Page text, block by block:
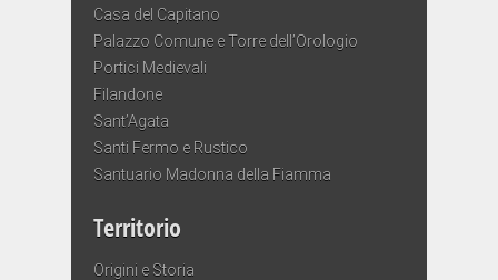
Casa del Capitano
Palazzo Comune e Torre dell’Orologio
Portici Medievali
Filandone
Sant’Agata
Santi Fermo e Rustico
Santuario Madonna della Fiamma
Territorio
Origini e Storia